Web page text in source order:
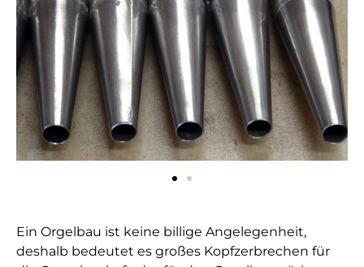
Ein Orgelbau ist keine billige Angelegenheit,
deshalb bedeutet es großes Kopfzerbrechen für